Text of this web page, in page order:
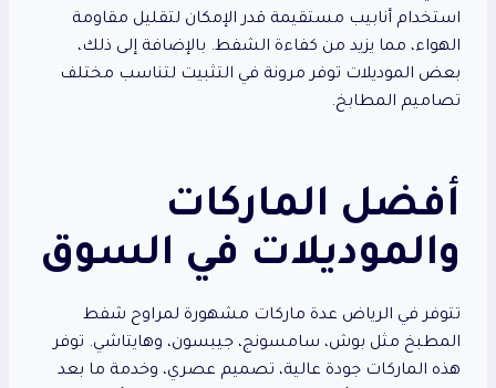
استخدام أنابيب مستقيمة قدر الإمكان لتقليل مقاومة
الهواء، مما يزيد من كفاءة الشفط. بالإضافة إلى ذلك،
بعض الموديلات توفر مرونة في التثبيت لتناسب مختلف
تصاميم المطابخ.
أفضل الماركات
والموديلات في السوق
تتوفر في الرياض عدة ماركات مشهورة لمراوح شفط
المطبخ مثل بوش، سامسونج، جيبسون، وهايتاشي. توفر
هذه الماركات جودة عالية، تصميم عصري، وخدمة ما بعد